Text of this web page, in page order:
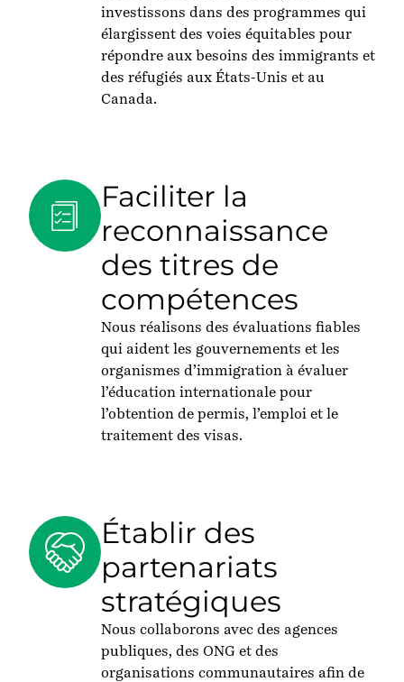
investissons dans des programmes qui
élargissent des voies équitables pour
répondre aux besoins des immigrants et
des réfugiés aux États-Unis et au
Canada.
Faciliter la
reconnaissance
des titres de
compétences
Nous réalisons des évaluations fiables
qui aident les gouvernements et les
organismes d’immigration à évaluer
l’éducation internationale pour
l’obtention de permis, l’emploi et le
traitement des visas.
Établir des
partenariats
stratégiques
Nous collaborons avec des agences
publiques, des ONG et des
organisations communautaires afin de